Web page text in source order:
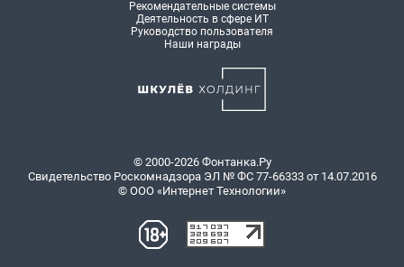
Рекомендательные системы
Деятельность в сфере ИТ
Руководство пользователя
Наши награды
© 2000-2026 Фонтанка.Ру
Свидетельство Роскомнадзора ЭЛ № ФС 77-66333 от 14.07.2016
© ООО «Интернет Технологии»